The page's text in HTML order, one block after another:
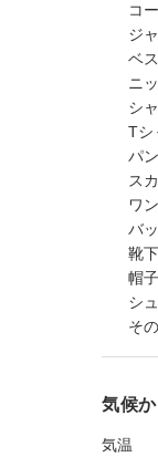
コ
ジ
ベ
ニ
シ
Tシ
パ
ス
ワ
バ
靴
帽子
シ
そ
気候
気温